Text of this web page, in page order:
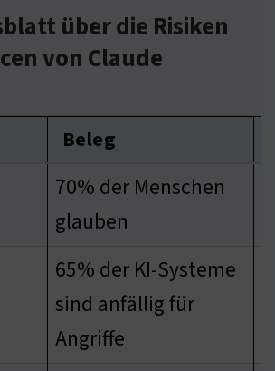
über die Risiken
von Claude
Beleg
70% der Menschen
glauben
65% der KI-Systeme
sind anfällig für
Angriffe